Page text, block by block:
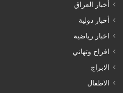
أخبار العراق
أخبار دولية
اخبار رياضية
افراح وتهاني
الابراج
الاطفال